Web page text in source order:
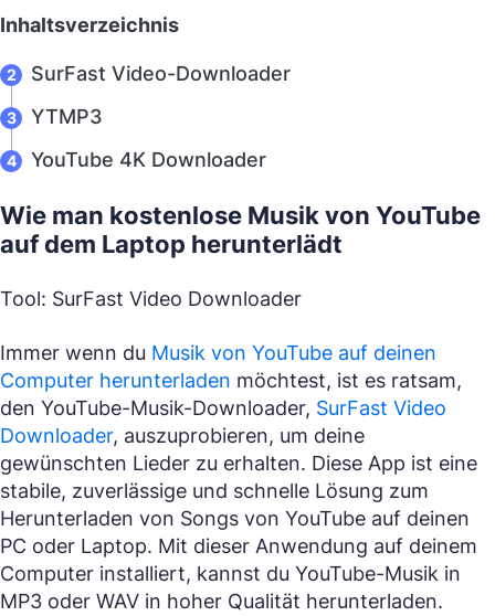
Inhaltsverzeichnis
SurFast Video-Downloader
YTMP3
YouTube 4K Downloader
Wie man kostenlose Musik von YouTube
auf dem Laptop herunterlädt
Tool: SurFast Video Downloader
Immer wenn du Musik von YouTube auf deinen
Computer herunterladen möchtest, ist es ratsam,
den YouTube-Musik-Downloader, SurFast Video
Downloader, auszuprobieren, um deine
gewünschten Lieder zu erhalten. Diese App ist eine
stabile, zuverlässige und schnelle Lösung zum
Herunterladen von Songs von YouTube auf deinen
PC oder Laptop. Mit dieser Anwendung auf deinem
Computer installiert, kannst du YouTube-Musik in
MP3 oder WAV in hoher Qualität herunterladen.